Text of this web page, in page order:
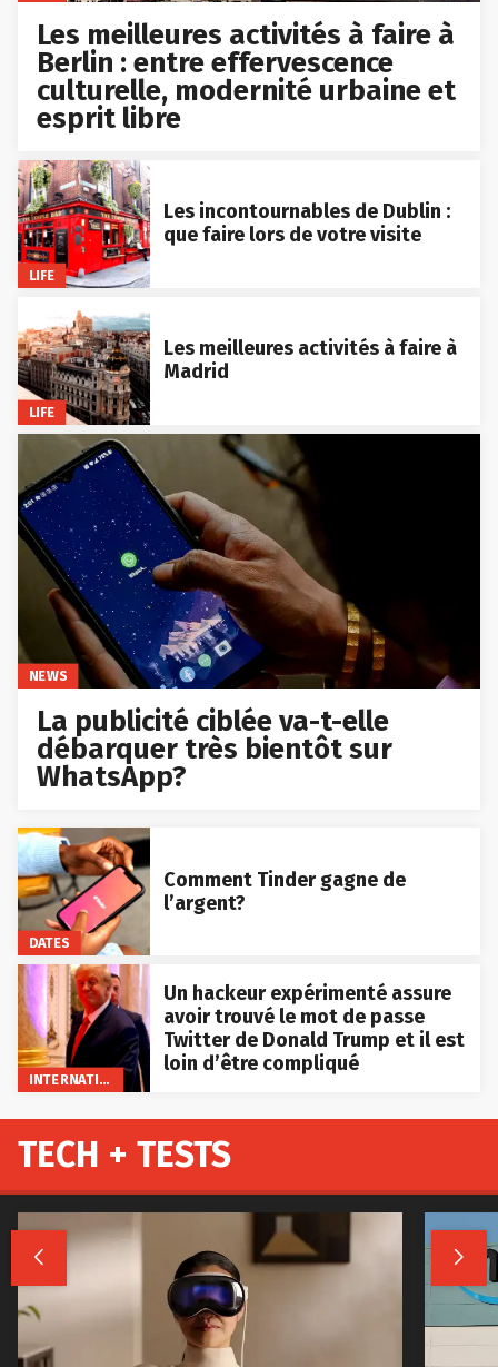
Les meilleures activités à faire à
Berlin : entre effervescence
culturelle, modernité urbaine et
esprit libre
LIFE
Les incontournables de Dublin :
que faire lors de votre visite
LIFE
Les meilleures activités à faire à
Madrid
NEWS
La publicité ciblée va-t-elle
débarquer très bientôt sur
WhatsApp?
DATES
Comment Tinder gagne de
l’argent?
INTERNATIONAL
Un hackeur expérimenté assure
avoir trouvé le mot de passe
Twitter de Donald Trump et il est
loin d’être compliqué
TECH + TESTS
 